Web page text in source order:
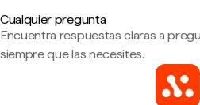
Cualquier pregunta
Encuentra respuestas claras a
siempre que las necesites.